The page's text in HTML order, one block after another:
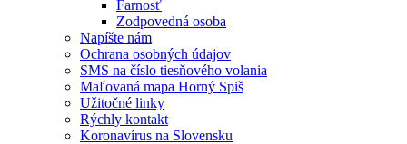
Farnosť
Zodpovedná osoba
Napíšte nám
Ochrana osobných údajov
SMS na číslo tiesňového volania
Maľovaná mapa Horný Spiš
Užitočné linky
Rýchly kontakt
Koronavírus na Slovensku